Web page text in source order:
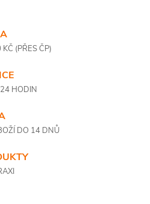
(PŘES ČP)
HODIN
DO 14 DNŮ